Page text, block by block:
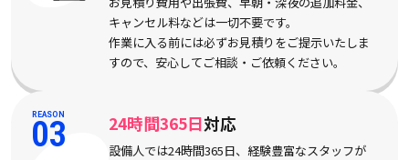
キャンセル料などは一切不要です。
作業に入る前には必ずお見積りをご提示いたしま
すので、安心してご相談・ご依頼ください。
REASON
03 24時間365日対応
設備人では24時間365日、経験豊富なスタッフが